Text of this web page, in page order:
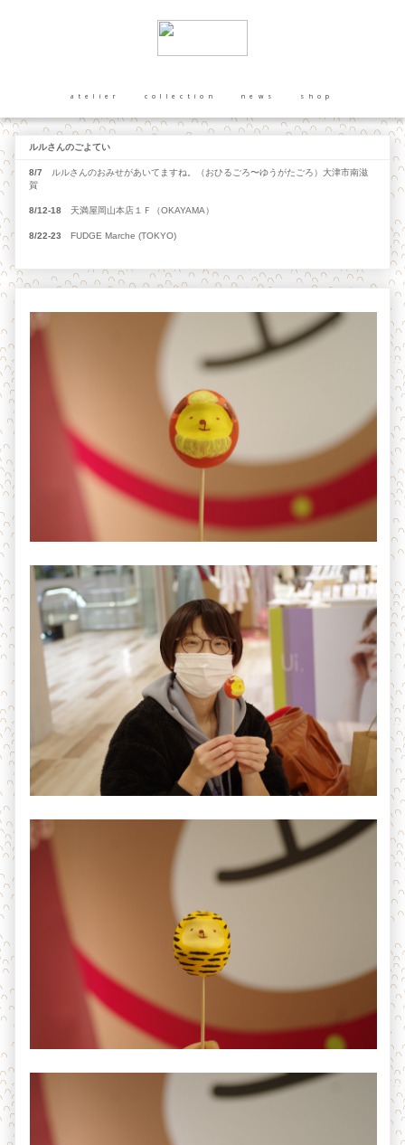
atelier collection news shop
ルルさんのごよてい
8/7 ルルさんのおみせがあいてますね。（おひるごろ〜ゆうがたごろ）大津市南滋
賀
8/12-18 天満屋岡山本店１Ｆ（OKAYAMA）
8/22-23 FUDGE Marche (TOKYO)